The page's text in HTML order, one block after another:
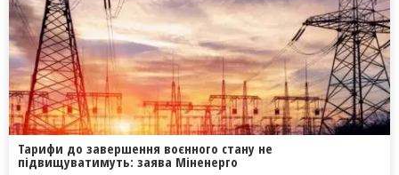
Тарифи до завершення воєнного стану не
підвищуватимуть: заява Міненерго